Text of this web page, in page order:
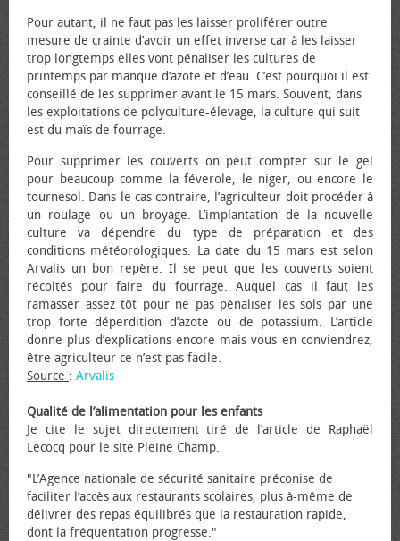
Pour autant, il ne faut pas les laisser proliférer outre
mesure de crainte d’avoir un effet inverse car à les laisser
trop longtemps elles vont pénaliser les cultures de
printemps par manque d’azote et d’eau. C’est pourquoi il est
conseillé de les supprimer avant le 15 mars. Souvent, dans
les exploitations de polyculture-élevage, la culture qui suit
est du maïs de fourrage.
Pour supprimer les couverts on peut compter sur le gel
pour beaucoup comme la féverole, le niger, ou encore le
tournesol. Dans le cas contraire, l’agriculteur doit procéder à
un roulage ou un broyage. L’implantation de la nouvelle
culture va dépendre du type de préparation et des
conditions météorologiques. La date du 15 mars est selon
Arvalis un bon repère. Il se peut que les couverts soient
récoltés pour faire du fourrage. Auquel cas il faut les
ramasser assez tôt pour ne pas pénaliser les sols par une
trop forte déperdition d’azote ou de potassium. L’article
donne plus d’explications encore mais vous en conviendrez,
être agriculteur ce n’est pas facile.
Source : Arvalis
Qualité de l’alimentation pour les enfants
Je cite le sujet directement tiré de l’article de Raphaël
Lecocq pour le site Pleine Champ.
"L’Agence nationale de sécurité sanitaire préconise de
faciliter l’accès aux restaurants scolaires, plus à-même de
délivrer des repas équilibrés que la restauration rapide,
dont la fréquentation progresse."